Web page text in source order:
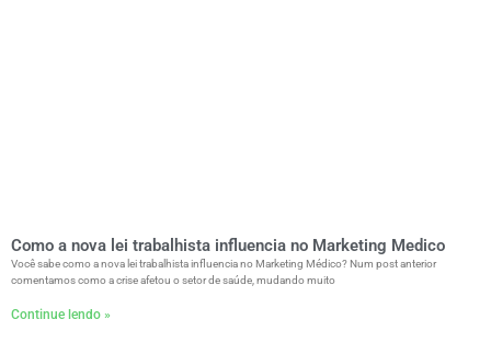
Como a nova lei trabalhista influencia no Marketing Medico
Você sabe como a nova lei trabalhista influencia no Marketing Médico? Num post anterior
comentamos como a crise afetou o setor de saúde, mudando muito
Continue lendo »